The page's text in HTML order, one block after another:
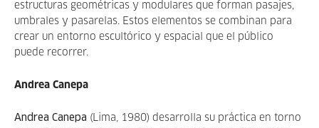
estructuras geométricas y modulares que forman pasajes,
umbrales y pasarelas. Estos elementos se combinan para
crear un entorno escultórico y espacial que el público
puede recorrer.
Andrea Canepa
Andrea Canepa (Lima, 1980) desarrolla su práctica en torno